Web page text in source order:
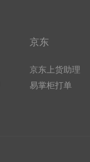
京东
京东上货助理
易掌柜打单